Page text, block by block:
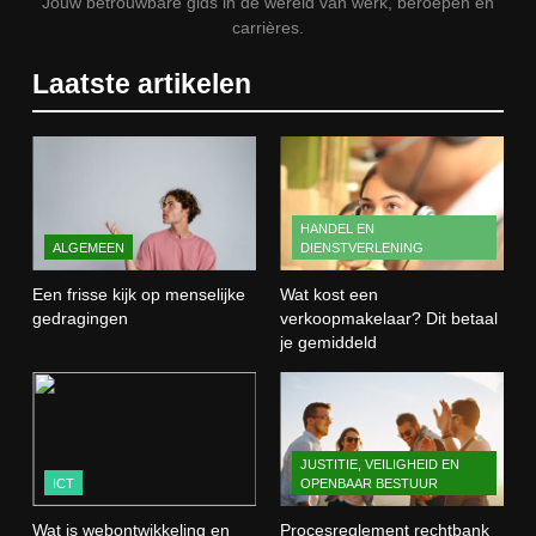
Een frisse kijk op menselijke
Wat kost een verkoopmakelaar?
HANDEL EN DIENSTVERLENING
3
Wat is webontwikkeling en hoe
werkt het in de praktijk?
carrières.
Laatste artikelen
ALGEMEEN
Een frisse kijk op menselijke
gedragingen
HANDEL EN
DIENSTVERLENING
Wat kost een
verkoopmakelaar? Dit betaal
je gemiddeld
ICT
Wat is webontwikkeling en
JUSTITIE, VEILIGHEID EN
OPENBAAR BESTUUR
Procesreglement rechtbank